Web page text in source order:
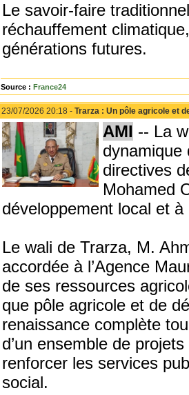
Le savoir-faire
réchauffement
générations futures.
Source : France24
23/07/2026 20:18 - Trarza : Un pôle agricole et
AMI -- La
dynamique
directives
Mohamed
développement local et
Le wali de Trarza, M.
accordée à l’Agence
de ses ressources
que pôle agricole et de
renaissance complète
d’un ensemble de
renforcer les services
social.